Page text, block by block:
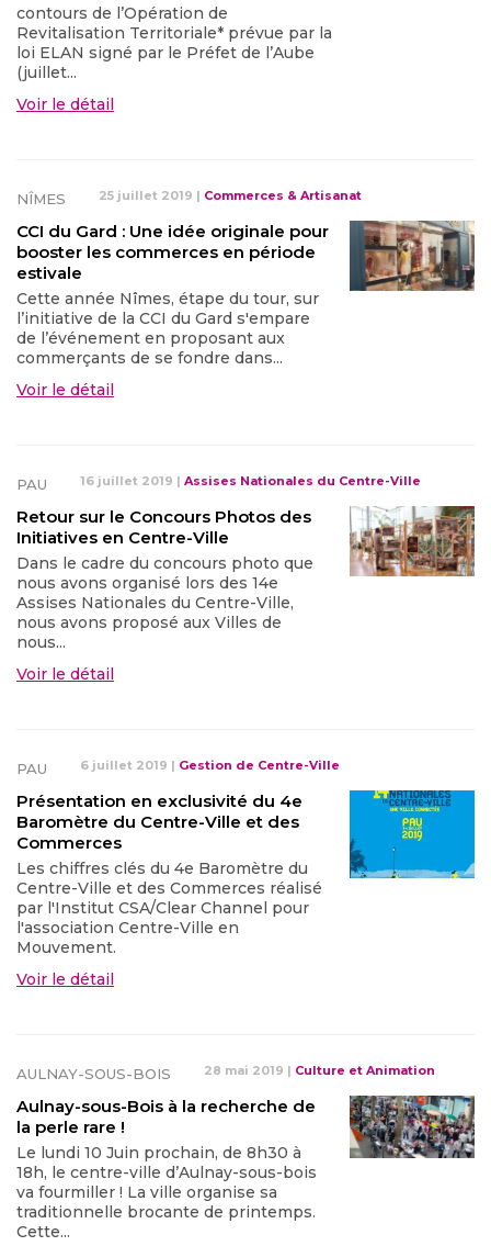
contours de l’Opération de
Revitalisation Territoriale* prévue par la
loi ELAN signé par le Préfet de l’Aube
(juillet...
Voir le détail
NÎMES 25 juillet 2019 | Commerces & Artisanat
CCI du Gard : Une idée originale pour
booster les commerces en période
estivale
Cette année Nîmes, étape du tour, sur
l’initiative de la CCI du Gard s'empare
de l’événement en proposant aux
commerçants de se fondre dans...
Voir le détail
PAU 16 juillet 2019 | Assises Nationales du Centre-Ville
Retour sur le Concours Photos des
Initiatives en Centre-Ville
Dans le cadre du concours photo que
nous avons organisé lors des 14e
Assises Nationales du Centre-Ville,
nous avons proposé aux Villes de
nous...
Voir le détail
PAU 6 juillet 2019 | Gestion de Centre-Ville
Présentation en exclusivité du 4e
Baromètre du Centre-Ville et des
Commerces
Les chiffres clés du 4e Baromètre du
Centre-Ville et des Commerces réalisé
par l'Institut CSA/Clear Channel pour
l'association Centre-Ville en
Mouvement.
Voir le détail
AULNAY-SOUS-BOIS 28 mai 2019 | Culture et Animation
Aulnay-sous-Bois à la recherche de
la perle rare !
Le lundi 10 Juin prochain, de 8h30 à
18h, le centre-ville d’Aulnay-sous-bois
va fourmiller ! La ville organise sa
traditionnelle brocante de printemps.
Cette...